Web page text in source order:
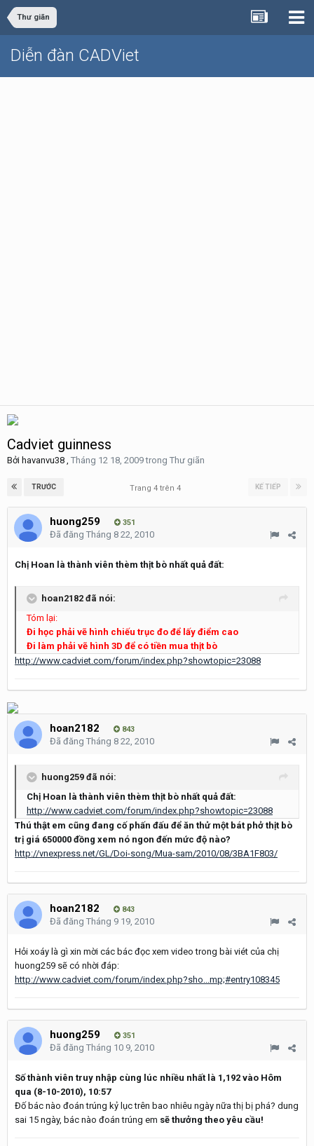
Thư giãn
Diễn đàn CADViet
Cadviet guinness
Bởi havanvu38 , Tháng 12 18, 2009trong Thư giãn
TRƯỚC KẾ TIẾP
Trang 4 trên 4
huong259 351
Đã đăng Tháng 8 22, 2010
Chị Hoan là thành viên thèm thịt bò nhất quả đất:
hoan2182 đã nói:
Tóm lại:
Đi học phải vẽ hình chiếu trục đo để lấy điểm cao
Đi làm phải vẽ hình 3D để có tiền mua thịt bò
http://www.cadviet.com/forum/index.php?showtopic=23088
hoan2182 843
Đã đăng Tháng 8 22, 2010
huong259 đã nói:
Chị Hoan là thành viên thèm thịt bò nhất quả đất:
http://www.cadviet.com/forum/index.php?showtopic=23088
Thú thật em cũng đang cố phấn đấu để ăn thử một bát phở thịt bò
trị giá 650000 đồng xem nó ngon đến mức độ nào?
http://vnexpress.net/GL/Doi-song/Mua-sam/2010/08/3BA1F803/
hoan2182 843
Đã đăng Tháng 9 19, 2010
Hỏi xoáy là gì xin mời các bác đọc xem video trong bài viét của chị
huong259 sẽ có nhời đáp:
http://www.cadviet.com/forum/index.php?sho...mp;#entry108345
huong259 351
Đã đăng Tháng 10 9, 2010
Số thành viên truy nhập cùng lúc nhiều nhất là 1,192 vào Hôm
qua (8-10-2010), 10:57
Đố bác nào đoán trúng kỷ lục trên bao nhiêu ngày nữa thị bị phá? dung
sai 15 ngày, bác nào đoán trúng em sẽ thưởng theo yêu cầu!